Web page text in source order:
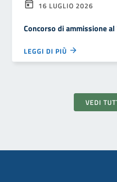
16 LUGLIO 2026
Concorso di ammissione al
LEGGI DI PIÙ
VEDI